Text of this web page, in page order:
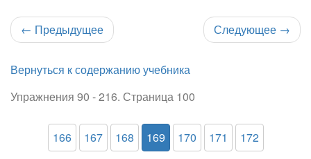
← Предыдущее Следующее →
Вернуться к содержанию учебника
Упражнения 90 - 216. Страница 100
166 167 168 169 170 171 172